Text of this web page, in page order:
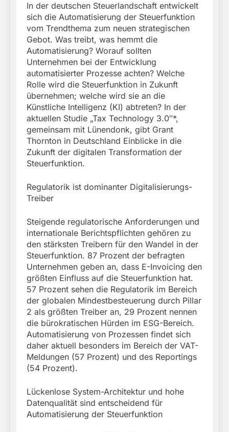
In der deutschen Steuerlandschaft entwickelt
sich die Automatisierung der Steuerfunktion
vom Trendthema zum neuen strategischen
Gebot. Was treibt, was hemmt die
Automatisierung? Worauf sollten
Unternehmen bei der Entwicklung
automatisierter Prozesse achten? Welche
Rolle wird die Steuerfunktion in Zukunft
übernehmen; welche wird sie an die
Künstliche Intelligenz (KI) abtreten? In der
aktuellen Studie „Tax Technology 3.0″*,
gemeinsam mit Lünendonk, gibt Grant
Thornton in Deutschland Einblicke in die
Zukunft der digitalen Transformation der
Steuerfunktion.
Regulatorik ist dominanter Digitalisierungs-
Treiber
Steigende regulatorische Anforderungen und
internationale Berichtspflichten gehören zu
den stärksten Treibern für den Wandel in der
Steuerfunktion. 87 Prozent der befragten
Unternehmen geben an, dass E-Invoicing den
größten Einfluss auf die Steuerfunktion hat.
57 Prozent sehen die Regulatorik im Bereich
der globalen Mindestbesteuerung durch Pillar
2 als größten Treiber an, 29 Prozent nennen
die bürokratischen Hürden im ESG-Bereich.
Automatisierung von Prozessen findet sich
daher aktuell besonders im Bereich der VAT-
Meldungen (57 Prozent) und des Reportings
(54 Prozent).
Lückenlose System-Architektur und hohe
Datenqualität sind entscheidend für
Automatisierung der Steuerfunktion